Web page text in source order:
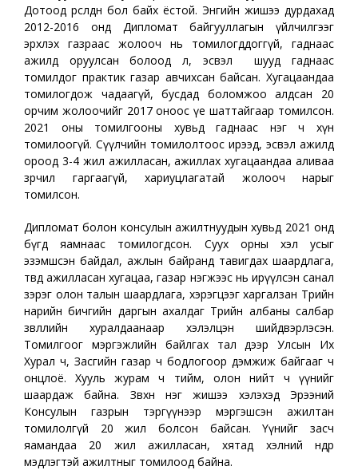
Дотоод өрсөлдөөн бол байх ёстой. Энгийн жишээ дурдахад
2012-2016 онд Дипломат байгууллагын үйлчилгээг
эрхлэх газраас жолооч нь томилогддоггүй, гаднаас
ажилд оруулсан болоод л, эсвэл шууд гаднаас
томилдог практик газар авчихсан байсан. Хугацаандаа
томилогдож чадаагүй, бусдад боломжоо алдсан 20
орчим жолоочийг 2017 оноос үе шаттайгаар томилсон.
2021 оны томилгооны хувьд гаднаас нэг ч хүн
томилоогүй. Сүүлчийн томилолтоос ирээд, эсвэл ажилд
ороод 3-4 жил ажилласан, ажиллах хугацаандаа аливаа
зөрчил гаргаагүй, хариуцлагатай жолооч нарыг
томилсон.
Дипломат болон консулын ажилтнуудын хувьд 2021 онд
бүгд яамнаас томилогдсон. Суух орны хэл усыг
эзэмшсэн байдал, ажлын байранд тавигдах шаардлага,
төвд ажилласан хугацаа, газар нэгжээс нь ирүүлсэн санал
зэрэг олон талын шаардлага, хэрэгцээг харгалзан Төрийн
нарийн бичгийн даргын ахалдаг Төрийн албаны салбар
зөвлөлийн хуралдаанаар хэлэлцэн шийдвэрлэсэн.
Томилгоог мэргэжлийн байлгах тал дээр Улсын Их
Хурал ч, Засгийн газар ч бодлогоор дэмжиж байгааг ч
онцлоё. Хууль журам ч тийм, олон нийт ч үүнийг
шаардаж байна. Зөвхөн нэг жишээ хэлэхэд Эрээний
Консулын газрын тэргүүнээр мэргэшсэн ажилтан
томилолгүй 20 жил болсон байсан. Үүнийг засч
яамандаа 20 жил ажилласан, хятад хэлний өндөр
мэдлэгтэй ажилтныг томилоод байна.